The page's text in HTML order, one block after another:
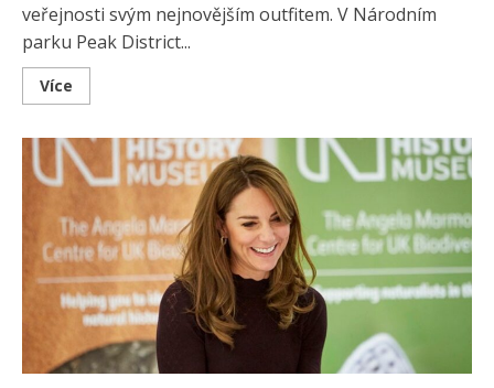
veřejnosti svým nejnovějším outfitem. V Národním
parku Peak District...
Více
more
Kate
ohromila
veřejnost
neformálním
v
přírodě:
„Perfektní,“
chválí
ji
módní
stylistka